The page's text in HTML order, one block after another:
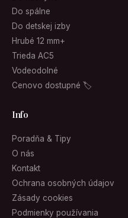
Do spálne
Do detskej izby
Hrubé 12 mm+
Trieda AC5
Vodeodolné
Cenovo dostupné 🏷
Info
Poradňa & Tipy
O nás
Kontakt
Ochrana osobných údajov
Zásady cookies
Podmienky používania